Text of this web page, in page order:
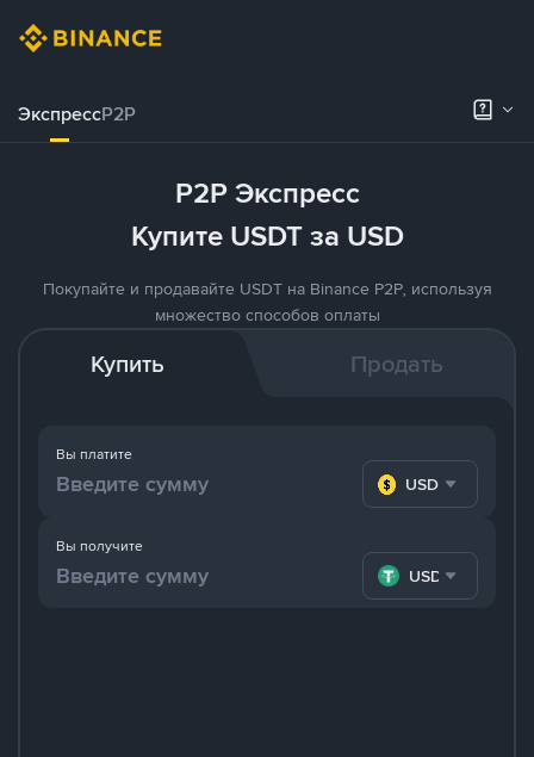
ЭкспрессP2P
P2P Экспресс
Купите USDT за USD
Покупайте и продавайте USDT на Binance P2P, используя
множество способов оплаты
Купить Продать
Вы платите
USD
Вы получите
USDT